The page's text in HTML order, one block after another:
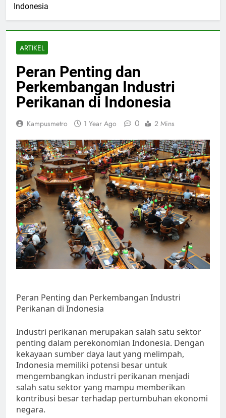
Indonesia
ARTIKEL
Peran Penting dan
Perkembangan Industri
Perikanan di Indonesia
Kampusmetro 1 Year Ago 0 2 Mins
Peran Penting dan Perkembangan Industri
Perikanan di Indonesia
Industri perikanan merupakan salah satu sektor
penting dalam perekonomian Indonesia. Dengan
kekayaan sumber daya laut yang melimpah,
Indonesia memiliki potensi besar untuk
mengembangkan industri perikanan menjadi
salah satu sektor yang mampu memberikan
kontribusi besar terhadap pertumbuhan ekonomi
negara.